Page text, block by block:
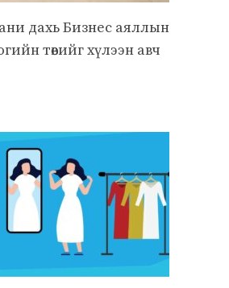
дахь Бизнес аяллын
төвийг хүлээн авч